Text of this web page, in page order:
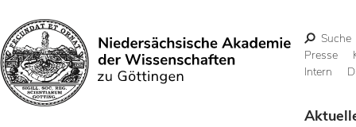
Suchen
Suche
Presse
Intern